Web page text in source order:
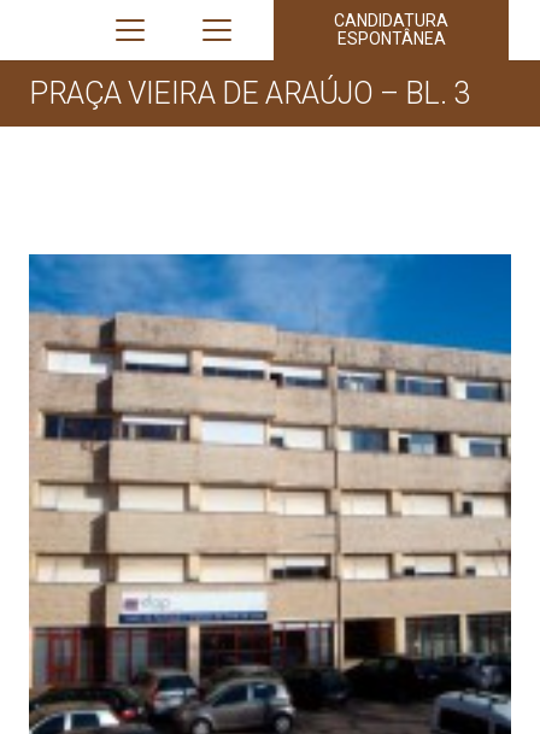
CANDIDATURA
ESPONTÂNEA
PRAÇA VIEIRA DE ARAÚJO – BL. 3